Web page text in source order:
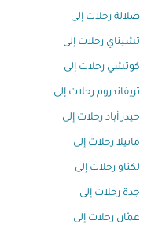
صلالة رحلات إلى
تشيناي رحلات إلى
كوتشي رحلات إلى
تريفاندروم رحلات إلى
حيدر أباد رحلات إلى
مانيلا رحلات إلى
لكناو رحلات إلى
جدة رحلات إلى
عمّان رحلات إلى